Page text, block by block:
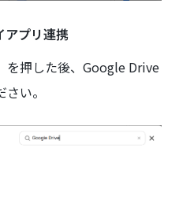
プリ連携
を押した後、Google Drive
い。